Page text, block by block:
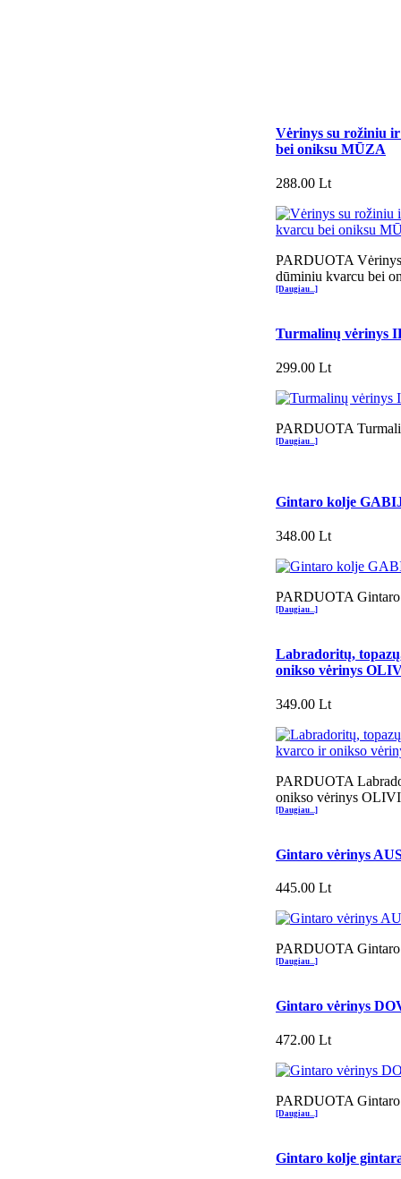
Vėrinys su rožiniu
bei oniksu MŪZA
288.00 Lt
PARDUOTA
dūminiu kvarcu bei
[Daugiau...]
Turmalinų vėrinys
299.00 Lt
PARDUOTA
[Daugiau...]
Gintaro kolje
348.00 Lt
PARDUOTA
[Daugiau...]
Labradoritų,
onikso vėrinys
349.00 Lt
PARDUOTA
onikso vėrinys
[Daugiau...]
Gintaro vėrinys
445.00 Lt
PARDUOTA
[Daugiau...]
Gintaro vėrinys
472.00 Lt
PARDUOTA
[Daugiau...]
Gintaro kolje